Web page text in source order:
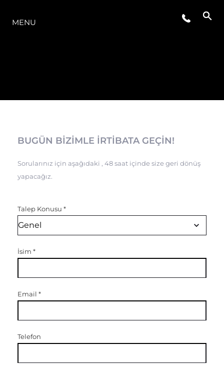
MENU
BUGÜN BİZİMLE İRTİBATA GEÇİN!
Sorularınız için aşağıdaki , 48 saat içinde size geri dönüş
yapacağız.
Talep Konusu *
İsim *
Email *
Telefon